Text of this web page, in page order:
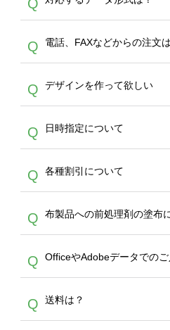
生産にて承っており
デザインの作成か
30枚以上やシルク
は、サポートが担
やタンブラーコン
作する数量が多け
サービスよりも低
す。
Q
A
ドできるデータ形式
PDF 形式になりま
写真などもアップ
い画像はエラーに
らの直接入稿には対
し、デザインツール
い）
Q 電話、FAXなどからの注文
A
文のみ受け付けて
作をお考えの方は
スをご利用頂ければ
でご注文が可能で
Q デザインを作って欲しい
A
を作って欲しい。
30個以上であれば
バッグコンシェル
ビスをご利用くだ
は、デザインツー
Q 日時指定について
A
ん。発送後18時以
メールでお知らせ
者にご連絡いただ
Q 各種割引について
A
カート内で自動的
ます。 【付与ポイ
イントとして付与
ント＝1円としてお
トは発送完了の翌
からご利用頂けます
年間です。【会員
文回数により会員
Q 布製品への前処理剤の塗布
A
意点（前処理剤）
ワイト、トートバ
といって、プリント
を塗布しており、
Q OfficeやAdobeデータでの
A
ません。いずれのデ
像
Q 送料は？